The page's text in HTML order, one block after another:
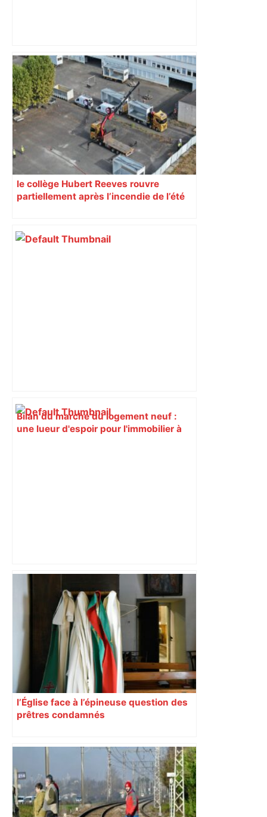
Mort mystérieuse près de Toulouse :
une émission de M6 revient sur l'affaire
Christian Abraham, retrouvé la gorge
tranchée et recouvert de feuilles il y a
deux ans – ladepeche.fr
le collège Hubert Reeves rouvre
partiellement après l’incendie de l’été
Bilan du marché du logement neuf :
une lueur d'espoir pour l'immobilier à
Près de Toulouse : dans cette zone
économique, un axe majeur va être
fermé en fin de soirée, voici les
déviations – Actu.fr
l’Église face à l’épineuse question des
prêtres condamnés